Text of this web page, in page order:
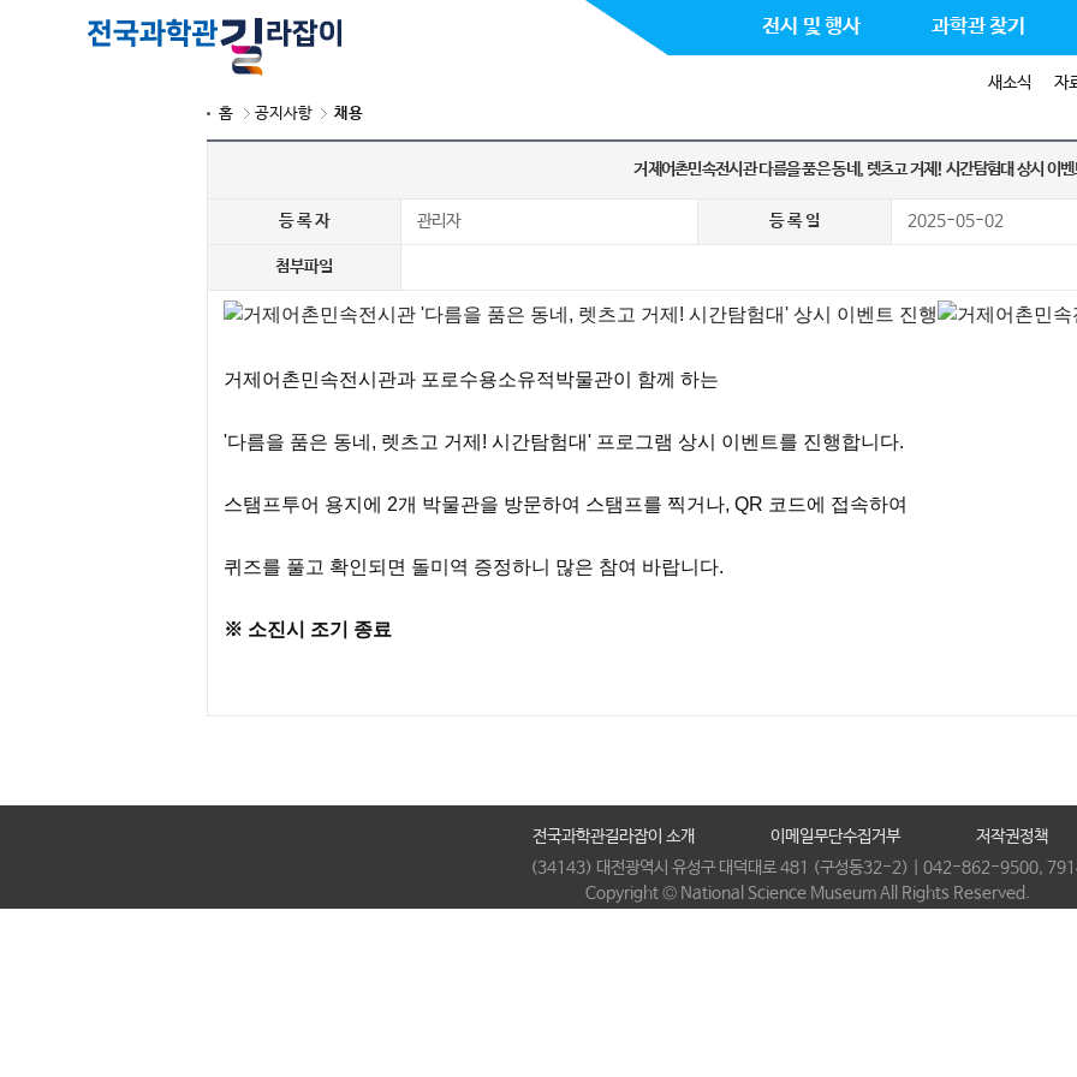
전시 및 행사 과학관 찾기
새소식 자
홈 공지사항 채용
거제어촌민속전시관 다름을 품은 동네, 렛츠고 거제! 시간탐험대 상시 이
등 록 자 관리자 등 록 일 2025-05-02
첨부파일
거제어촌민속전시관과 포로수용소유적박물관이 함께 하는
'다름을 품은 동네, 렛츠고 거제! 시간탐험대' 프로그램 상시 이벤트를 진행합니다.
스탬프투어 용지에 2개 박물관을 방문하여 스탬프를 찍거나, QR 코드에 접속하여
퀴즈를 풀고 확인되면 돌미역 증정하니 많은 참여 바랍니다.
※ 소진시 조기 종료
전국과학관길라잡이 소개 이메일무단수집거부 저작권정책
(34143) 대전광역시 유성구 대덕대로 481 (구성동32-2) | 042-862-9500,
Copyright © National Science Museum All Rights Reserved.